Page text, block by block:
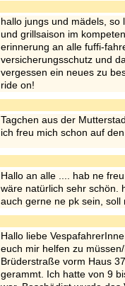
hallo jungs und mädels,
und grillsaison im
erinnerung an alle fuffi-
versicherungsschutz und
vergessen ein neues zu
ride on!
Tagchen aus der
ich freu mich schon auf
Hallo an alle .... hab ne
wäre natürlich sehr schön.
auch gerne ne pk sein,
Hallo liebe
euch mir helfen zu
Brüderstraße vorm Haus
gerammt. Ich hatte von 9